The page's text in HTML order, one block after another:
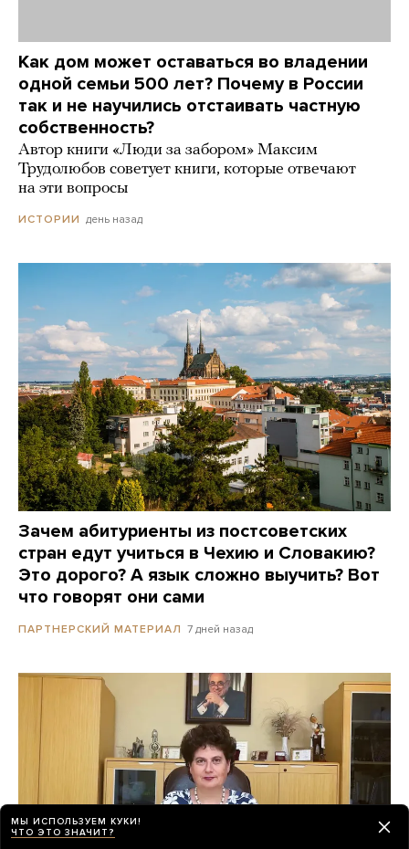
Как дом может оставаться во владении
одной семьи 500 лет? Почему в России
так и не научились отстаивать частную
собственность?
Автор книги «Люди за забором» Максим
Трудолюбов советует книги, которые отвечают
на эти вопросы
ИСТОРИИ день назад
Зачем абитуриенты из постсоветских
стран едут учиться в Чехию и Словакию?
Это дорого? А язык сложно выучить? Вот
что говорят они сами
ПАРТНЕРСКИЙ МАТЕРИАЛ 7 дней назад
МЫ ИСПОЛЬЗУЕМ КУКИ!
ЧТО ЭТО ЗНАЧИТ?